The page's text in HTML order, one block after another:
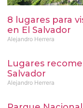
8 lugares para
en El Salvador
Alejandro Herrera
Lugares
Salvador
Alejandro Herrera